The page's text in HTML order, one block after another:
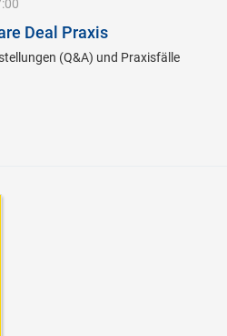
Deal Praxis
(Q&A) und Praxisfälle